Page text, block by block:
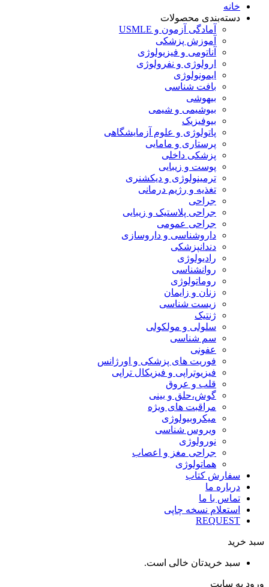
خانه
دسته‌بندی محصولات
آمادگی آزمون و USMLE
آموزش پزشکی
آناتومی و فیزیولوژی
ارولوژی و نفرولوژی
ایمونولوژی
بافت شناسی
بیهوشی
بیوشیمی و شیمی
بیوفیزیک
پاتولوژی و علوم آزمایشگاهی
پرستاری و مامایی
پزشکی داخلی
پوست و زیبایی
ترمینولوژی و دیکشنری
تغذیه و رژیم درمانی
جراحی
جراحی پلاستیک و زیبایی
جراحی عمومی
داروشناسی و داروسازی
دندانپزشکی
رادیولوژی
روانشناسی
روماتولوژی
زنان و زایمان
زیست شناسی
ژنتیک
سلولی و مولکولی
سم شناسی
عفونی
فوریت های پزشکی و اورژانس
فیزیوتراپی و فیزیکال تراپی
قلب و عروق
گوش،حلق و بینی
مراقبت های ویژه
میکروبیولوژی
ویروس شناسی
نورولوژی
جراحی مغز و اعصاب
هماتولوژی
سفارش کتاب
درباره ما
تماس با ما
استعلام نسخه چاپی
REQUEST
سبد خرید
سبد خریدتان خالی است.
ورود به سایت